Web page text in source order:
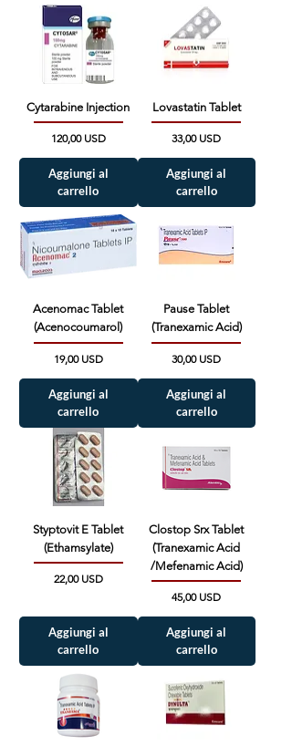
Cytarabine Injection
Prezzo
120,00 USD
Aggiungi al
carrello
Lovastatin Tablet
Prezzo
33,00 USD
Aggiungi al
carrello
Acenomac Tablet
(Acenocoumarol)
Prezzo
19,00 USD
Aggiungi al
carrello
Pause Tablet
(Tranexamic Acid)
Prezzo
30,00 USD
Aggiungi al
carrello
Styptovit E Tablet
(Ethamsylate)
Prezzo
22,00 USD
Aggiungi al
carrello
Clostop Srx Tablet
(Tranexamic Acid
/Mefenamic Acid)
Prezzo
45,00 USD
Aggiungi al
carrello